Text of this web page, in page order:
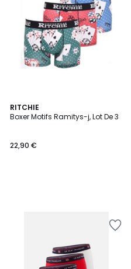
RITCHIE
Boxer Motifs Ramitys-j, Lot De 3
22,90 €